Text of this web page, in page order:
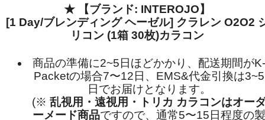
★
【ブランド: INTEROJO】
[1 Day/ブレンディング ヘーゼル] クラレン O2O2
リコン (1箱 30枚)カラコン
商品の準備に2~5日ほどかかり、配送期間がK-
Packetの場合7〜12日、EMS&代金引換は3~5
日でお届けとなります。
(※ 乱視用・遠視用・トリカ カラコンはオー
ーメード商品ですので、 通常5〜15日程度の製